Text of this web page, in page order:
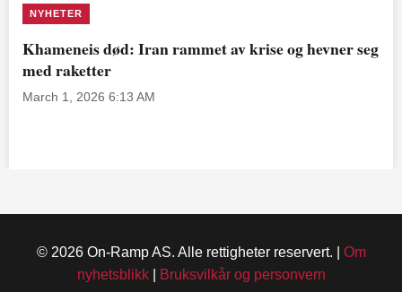
NYHETER
Khameneis død: Iran rammet av krise og hevner seg
med raketter
March 1, 2026 6:13 AM
© 2026 On-Ramp AS. Alle rettigheter reservert. | Om
nyhetsblikk| Bruksvilkår og personvern